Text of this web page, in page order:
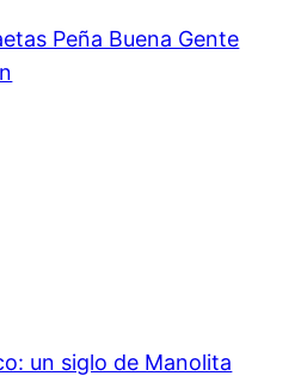
Peña Buena Gente
un siglo de Manolita